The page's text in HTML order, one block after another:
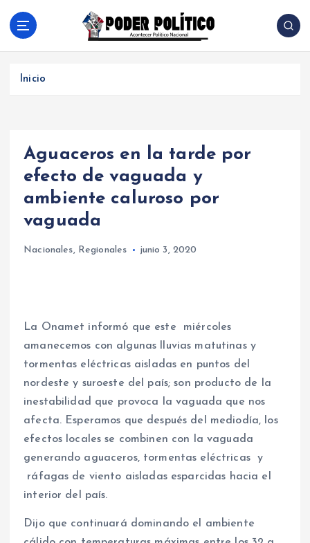
Acontecer Politico Nacional
Inicio
Aguaceros en la tarde por
efecto de vaguada y
ambiente caluroso por
vaguada
Nacionales, Regionales junio 3, 2020
La Onamet informó que este miércoles
amanecemos con algunas lluvias matutinas y
tormentas eléctricas aisladas en puntos del
nordeste y suroeste del país; son producto de la
inestabilidad que provoca la vaguada que nos
afecta. Esperamos que después del mediodía, los
efectos locales se combinen con la vaguada
generando aguaceros, tormentas eléctricas y
ráfagas de viento aisladas esparcidas hacia el
interior del país.
Dijo que continuará dominando el ambiente